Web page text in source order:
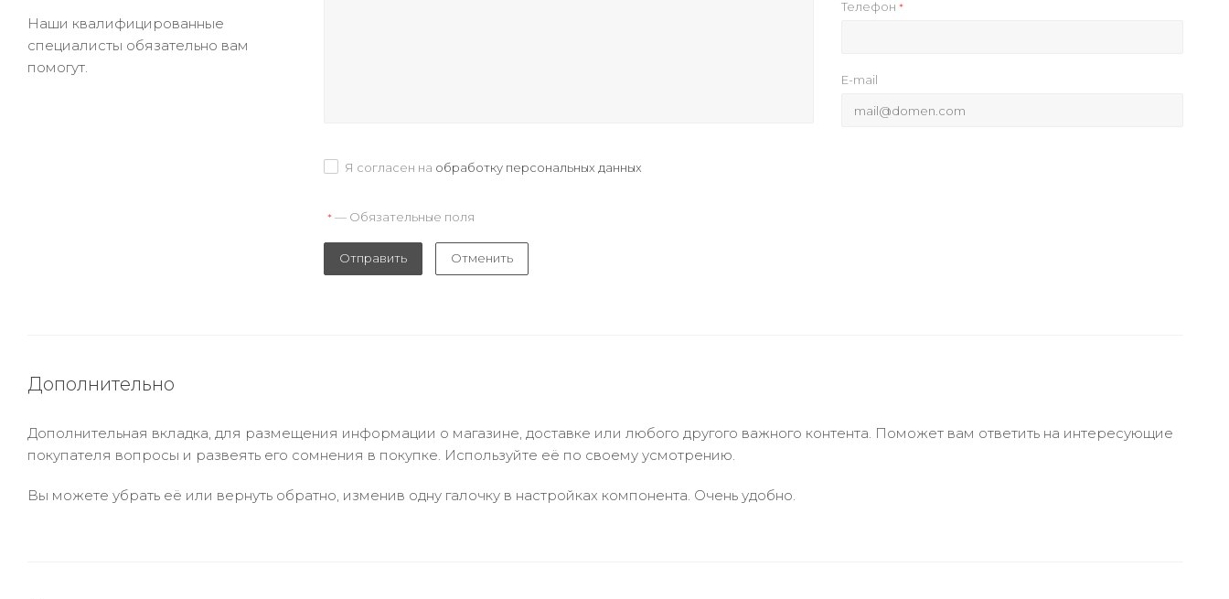
Наши квалифицированные
специалисты обязательно вам
помогут.
Телефон *
E-mail
Я согласен на обработку персональных данных
*— Обязательные поля
Отправить Отменить
Дополнительно
Дополнительная вкладка, для размещения информации о магазине, доставке или любого другого важного контента. Поможет вам ответить на интересующие
покупателя вопросы и развеять его сомнения в покупке. Используйте её по своему усмотрению.
Вы можете убрать её или вернуть обратно, изменив одну галочку в настройках компонента. Очень удобно.